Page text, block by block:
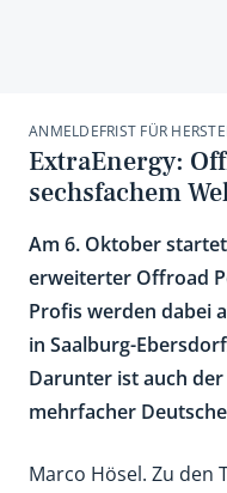
ANMELDEFRIST FÜR
ExtraEnergy:
sechsfachem
Am 6. Oktober
erweiterter Offroad
Profis werden dabei
in Saalburg-
Darunter ist auch
mehrfacher
Marco Hösel. Zu den